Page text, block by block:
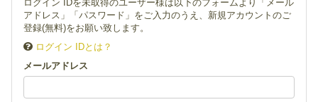
ログイン IDを未取得のユーザー様は以下のフォームより「メール
アドレス」「パスワード」をご入力のうえ、新規アカウントのご
登録(無料)をお願い致します。
ログイン IDとは？
メールアドレス